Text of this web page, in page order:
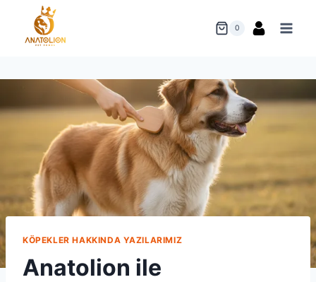
content
0
KÖPEKLER HAKKINDA YAZILARIMIZ
Anatolion ile